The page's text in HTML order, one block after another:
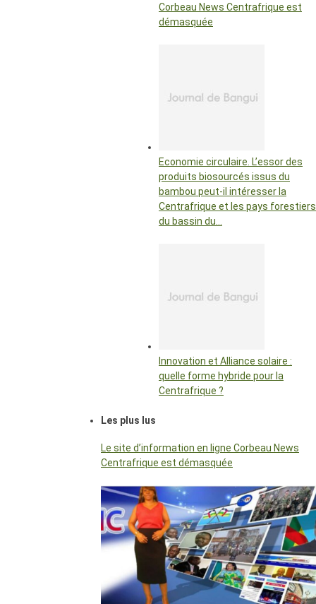
Corbeau News Centrafrique est
démasquée
Economie circulaire. L’essor des
produits biosourcés issus du
bambou peut-il intéresser la
Centrafrique et les pays forestiers
du bassin du…
Innovation et Alliance solaire :
quelle forme hybride pour la
Centrafrique ?
Les plus lus
Le site d’information en ligne Corbeau News
Centrafrique est démasquée